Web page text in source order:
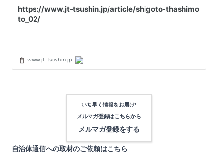
いち早く情報をお届け!
メルマガ登録はこちらから
メルマガ登録をする
自治体通信への取材のご依頼はこちら